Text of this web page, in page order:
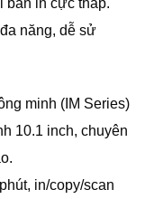
năng, dễ sử
minh (IM Series)
10.1 inch, chuyên
in/copy/scan